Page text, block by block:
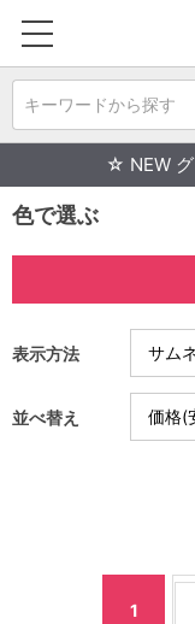
キーワードから探す
☆ NEW
色で選ぶ
表示方法
並べ替え
1